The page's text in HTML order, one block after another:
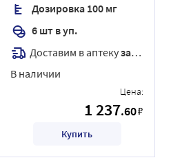
Дозировка 100 мг
6 шт в уп.
Доставим в аптекузавтра
В наличии
Цена:
1 237.60₽
Купить